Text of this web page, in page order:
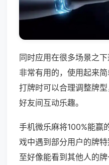
同时应用在很多场景之
非常有用的，使用起来
打牌时可以合理调整牌
好友间互动乐趣。
手机微乐麻将100%能赢
戏中遇到部分用户的牌
至好像能看到其他人的